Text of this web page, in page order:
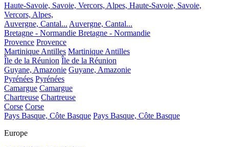
Haute-Savoie, Savoie, Vercors, Alpes, Haute-Savoie, Savoie,
Vercors, Alpes,
Auvergne, Cantal... Auvergne, Cantal...
Bretagne - Normandie Bretagne - Normandie
Provence Provence
Martinique Antilles Martinique Antilles
Île de la Réunion Île de la Réunion
Guyane, Amazonie Guyane, Amazonie
Pyrénées Pyrénées
Camargue Camargue
Chartreuse Chartreuse
Corse Corse
Pays Basque, Côte Basque Pays Basque, Côte Basque
Europe